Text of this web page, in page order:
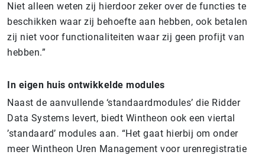
Niet alleen weten zij hierdoor zeker over de functies te
beschikken waar zij behoefte aan hebben, ook betalen
zij niet voor functionaliteiten waar zij geen profijt van
hebben.”
In eigen huis ontwikkelde modules
Naast de aanvullende ‘standaardmodules’ die Ridder
Data Systems levert, biedt Wintheon ook een viertal
’standaard’ modules aan. “Het gaat hierbij om onder
meer Wintheon Uren Management voor urenregistratie